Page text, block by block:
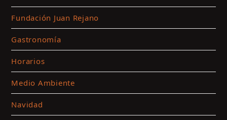
Fundación Juan Rejano
Gastronomía
Horarios
Medio Ambiente
Navidad